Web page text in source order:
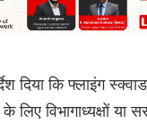
दिया कि फ्लाइंग
विभागाध्यक्षों या